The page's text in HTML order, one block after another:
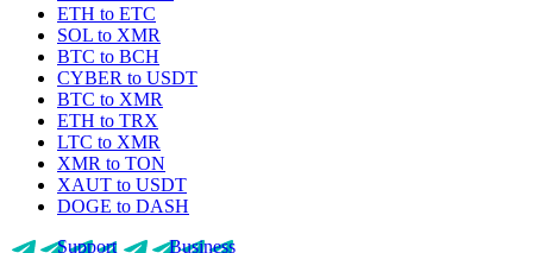
ETH to ETC
SOL to XMR
BTC to BCH
CYBER to USDT
BTC to XMR
ETH to TRX
LTC to XMR
XMR to TON
XAUT to USDT
DOGE to DASH
Support
Business